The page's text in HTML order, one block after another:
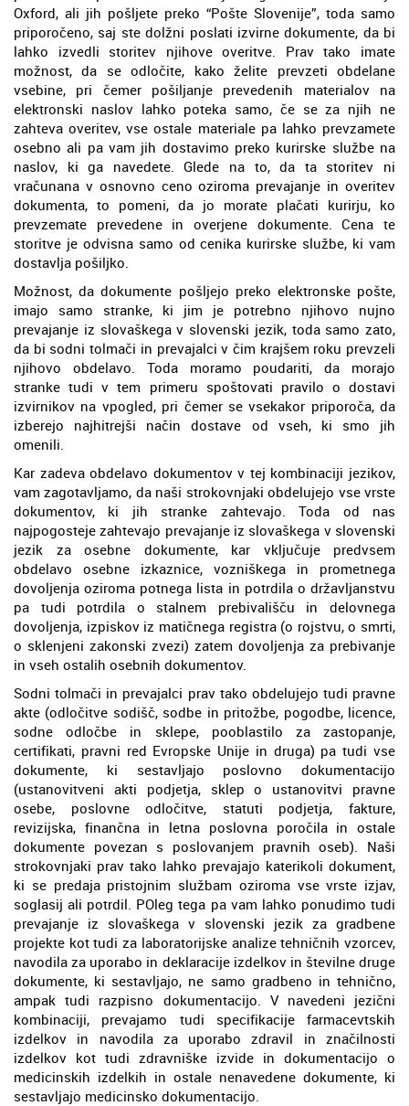
Oxford, ali jih pošljete preko “Pošte Slovenije”, toda samo
priporočeno, saj ste dolžni poslati izvirne dokumente, da bi
lahko izvedli storitev njihove overitve. Prav tako imate
možnost, da se odločite, kako želite prevzeti obdelane
vsebine, pri čemer pošiljanje prevedenih materialov na
elektronski naslov lahko poteka samo, če se za njih ne
zahteva overitev, vse ostale materiale pa lahko prevzamete
osebno ali pa vam jih dostavimo preko kurirske službe na
naslov, ki ga navedete. Glede na to, da ta storitev ni
vračunana v osnovno ceno oziroma prevajanje in overitev
dokumenta, to pomeni, da jo morate plačati kurirju, ko
prevzemate prevedene in overjene dokumente. Cena te
storitve je odvisna samo od cenika kurirske službe, ki vam
dostavlja pošiljko.
Možnost, da dokumente pošljejo preko elektronske pošte,
imajo samo stranke, ki jim je potrebno njihovo nujno
prevajanje iz slovaškega v slovenski jezik, toda samo zato,
da bi sodni tolmači in prevajalci v čim krajšem roku prevzeli
njihovo obdelavo. Toda moramo poudariti, da morajo
stranke tudi v tem primeru spoštovati pravilo o dostavi
izvirnikov na vpogled, pri čemer se vsekakor priporoča, da
izberejo najhitrejši način dostave od vseh, ki smo jih
omenili.
Kar zadeva obdelavo dokumentov v tej kombinaciji jezikov,
vam zagotavljamo, da naši strokovnjaki obdelujejo vse vrste
dokumentov, ki jih stranke zahtevajo. Toda od nas
najpogosteje zahtevajo prevajanje iz slovaškega v slovenski
jezik za osebne dokumente, kar vključuje predvsem
obdelavo osebne izkaznice, vozniškega in prometnega
dovoljenja oziroma potnega lista in potrdila o državljanstvu
pa tudi potrdila o stalnem prebivališču in delovnega
dovoljenja, izpiskov iz matičnega registra (o rojstvu, o smrti,
o sklenjeni zakonski zvezi) zatem dovoljenja za prebivanje
in vseh ostalih osebnih dokumentov.
Sodni tolmači in prevajalci prav tako obdelujejo tudi pravne
akte (odločitve sodišč, sodbe in pritožbe, pogodbe, licence,
sodne odločbe in sklepe, pooblastilo za zastopanje,
certifikati, pravni red Evropske Unije in druga) pa tudi vse
dokumente, ki sestavljajo poslovno dokumentacijo
(ustanovitveni akti podjetja, sklep o ustanovitvi pravne
osebe, poslovne odločitve, statuti podjetja, fakture,
revizijska, finančna in letna poslovna poročila in ostale
dokumente povezan s poslovanjem pravnih oseb). Naši
strokovnjaki prav tako lahko prevajajo katerikoli dokument,
ki se predaja pristojnim službam oziroma vse vrste izjav,
soglasij ali potrdil. POleg tega pa vam lahko ponudimo tudi
prevajanje iz slovaškega v slovenski jezik za gradbene
projekte kot tudi za laboratorijske analize tehničnih vzorcev,
navodila za uporabo in deklaracije izdelkov in številne druge
dokumente, ki sestavljajo, ne samo gradbeno in tehnično,
ampak tudi razpisno dokumentacijo. V navedeni jezični
kombinaciji, prevajamo tudi specifikacije farmacevtskih
izdelkov in navodila za uporabo zdravil in značilnosti
izdelkov kot tudi zdravniške izvide in dokumentacijo o
medicinskih izdelkih in ostale nenavedene dokumente, ki
sestavljajo medicinsko dokumentacijo.